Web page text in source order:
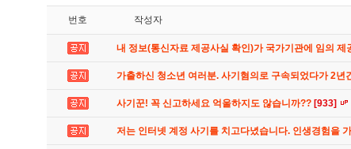
번호 작성자
내 정보(통신자료 제공사실 확인)가 국가기관에 임의
가출하신 청소년 여러분. 사기혐의로 구속되었다가 2
사기꾼! 꼭 신고하세요 억울하지도 않습니까?? [933]
저는 인터넷 계정 사기를 치고다녔습니다. 인생경험을